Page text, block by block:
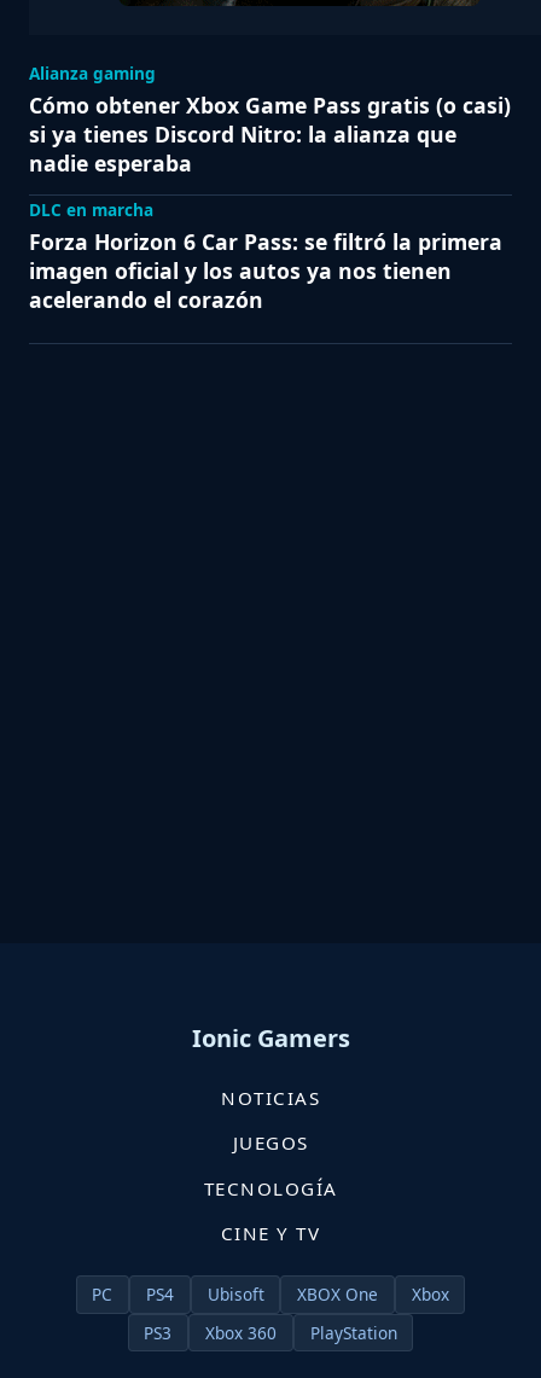
Alianza gaming
Cómo obtener Xbox Game Pass gratis (o casi)
si ya tienes Discord Nitro: la alianza que
nadie esperaba
DLC en marcha
Forza Horizon 6 Car Pass: se filtró la primera
imagen oficial y los autos ya nos tienen
acelerando el corazón
Ionic Gamers
NOTICIAS
JUEGOS
TECNOLOGÍA
CINE Y TV
PC PS4 Ubisoft XBOX One
Xbox
PS3
Xbox 360 PlayStation